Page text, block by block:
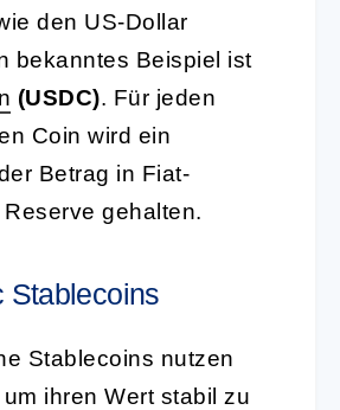
den US-Dollar
bekanntes Beispiel ist
(USDC). Für jeden
Coin wird ein
Betrag in Fiat-
gehalten.
Stablecoins
Stablecoins nutzen
ihren Wert stabil zu